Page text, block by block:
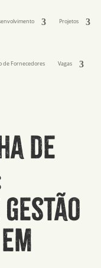
Projetos
de Fornecedores Vagas
de